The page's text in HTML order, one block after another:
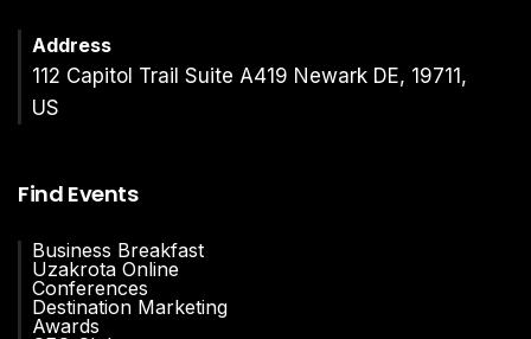
Address
112 Capitol Trail Suite A419 Newark DE, 19711,
US
Find Events
Business Breakfast
Uzakrota Online
Conferences
Destination Marketing
Awards